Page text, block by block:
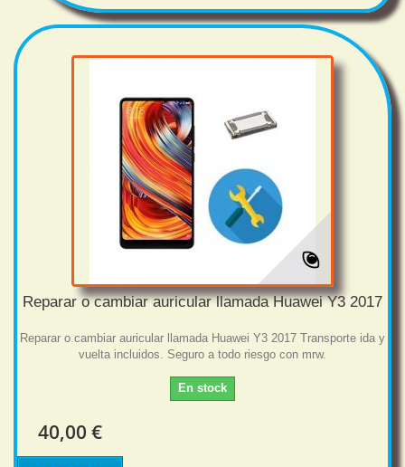
Reparar o cambiar auricular llamada Huawei Y3 2017
Reparar o cambiar auricular llamada Huawei Y3 2017 Transporte ida y
vuelta incluidos. Seguro a todo riesgo con mrw.
En stock
40,00 €